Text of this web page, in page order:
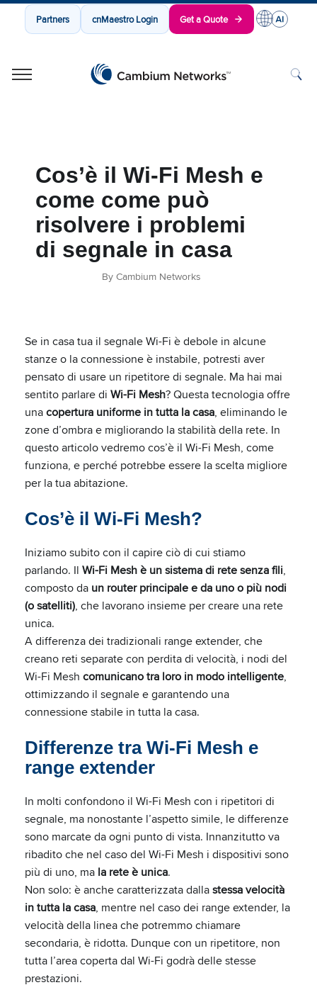
Partners cnMaestro Login Get a Quote
Cos’è il Wi-Fi Mesh e
come come può
risolvere i problemi
di segnale in casa
By Cambium Networks
Se in casa tua il segnale Wi-Fi è debole in alcune
stanze o la connessione è instabile, potresti aver
pensato di usare un ripetitore di segnale. Ma hai mai
sentito parlare di Wi-Fi Mesh? Questa tecnologia offre
unacopertura uniforme in tutta la casa, eliminando le
zone d’ombra e migliorando la stabilità della rete. In
questo articolo vedremo cos’è il Wi-Fi Mesh, come
funziona, e perché potrebbe essere la scelta migliore
per la tua abitazione.
Cos’è il Wi-Fi Mesh?
Iniziamo subito con il capire ciò di cui stiamo
parlando. Il Wi-Fi Mesh è un sistema di rete senza fili,
composto da un router principale e da uno o più nodi
(o satelliti), che lavorano insieme per creare una rete
unica.
A differenza dei tradizionali range extender, che
creano reti separate con perdita di velocità, i nodi del
Wi-Fi Mesh comunicano tra loro in modo intelligente,
ottimizzando il segnale e garantendo una
connessione stabile in tutta la casa.
Differenze tra Wi-Fi Mesh e
range extender
In molti confondono il Wi-Fi Mesh con i ripetitori di
segnale, ma nonostante l’aspetto simile, le differenze
sono marcate da ogni punto di vista. Innanzitutto va
ribadito che nel caso del Wi-Fi Mesh i dispositivi sono
più di uno, ma la rete è unica.
Non solo: è anche caratterizzata dallastessa velocità
in tutta la casa, mentre nel caso dei range extender, la
velocità della linea che potremmo chiamare
secondaria, è ridotta. Dunque con un ripetitore, non
tutta l’area coperta dal Wi-Fi godrà delle stesse
prestazioni.